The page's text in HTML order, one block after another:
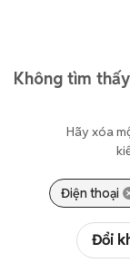
Không tìm
Hãy xóa
Điện thoại
Đổi